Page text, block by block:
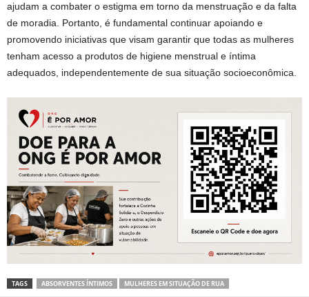
ajudam a combater o estigma em torno da menstruação e da falta
de moradia. Portanto, é fundamental continuar apoiando e
promovendo iniciativas que visam garantir que todas as mulheres
tenham acesso a produtos de higiene menstrual e íntima
adequados, independentemente de sua situação socioeconômica.
TAGS ABSORVENTES ÍNTIMOS MULHERES EM SITUAÇÃO DE RUA